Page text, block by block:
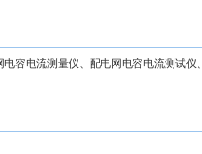
容电流测量仪、配电网电容电流测试